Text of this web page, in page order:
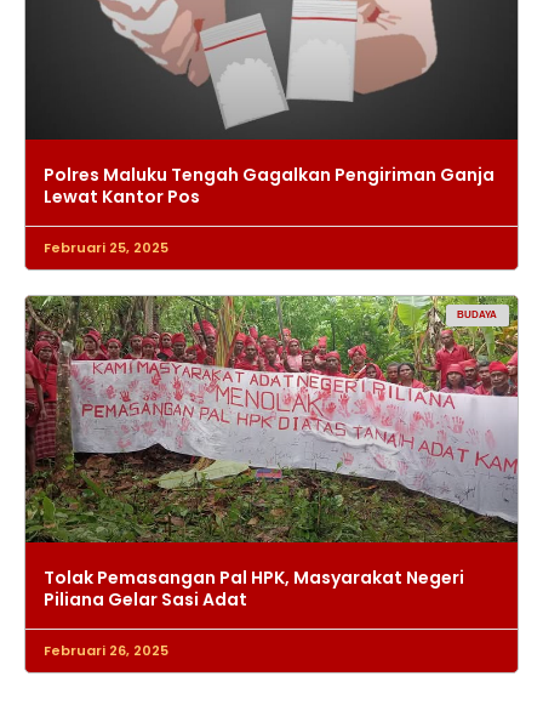
Polres Maluku Tengah Gagalkan Pengiriman Ganja
Lewat Kantor Pos
Februari 25, 2025
BUDAYA
Tolak Pemasangan Pal HPK, Masyarakat Negeri
Piliana Gelar Sasi Adat
Februari 26, 2025